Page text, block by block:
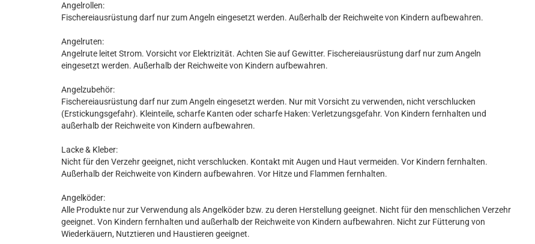
Angelrollen:
Fischereiausrüstung darf nur zum Angeln eingesetzt werden. Außerhalb der Reichweite von Kindern aufbewahren.
Angelruten:
Angelrute leitet Strom. Vorsicht vor Elektrizität. Achten Sie auf Gewitter. Fischereiausrüstung darf nur zum Angeln
eingesetzt werden. Außerhalb der Reichweite von Kindern aufbewahren.
Angelzubehör:
Fischereiausrüstung darf nur zum Angeln eingesetzt werden. Nur mit Vorsicht zu verwenden, nicht verschlucken
(Erstickungsgefahr). Kleinteile, scharfe Kanten oder scharfe Haken: Verletzungsgefahr. Von Kindern fernhalten und
außerhalb der Reichweite von Kindern aufbewahren.
Lacke & Kleber:
Nicht für den Verzehr geeignet, nicht verschlucken. Kontakt mit Augen und Haut vermeiden. Vor Kindern fernhalten.
Außerhalb der Reichweite von Kindern aufbewahren. Vor Hitze und Flammen fernhalten.
Angelköder:
Alle Produkte nur zur Verwendung als Angelköder bzw. zu deren Herstellung geeignet. Nicht für den menschlichen Verzehr
geeignet. Von Kindern fernhalten und außerhalb der Reichweite von Kindern aufbewahren. Nicht zur Fütterung von
Wiederkäuern, Nutztieren und Haustieren geeignet.